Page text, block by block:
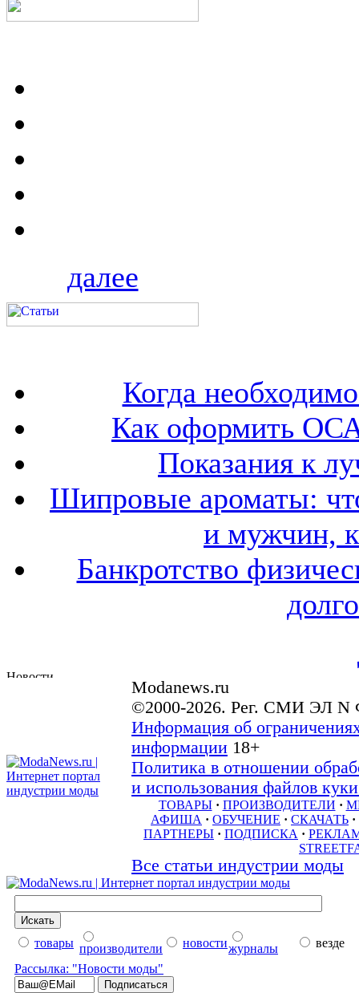
далее
Когда
Как оформить
Показания к
Шипровые ароматы:
и мужчин,
Банкротство
Modanews.ru
©2000-2026. Рег. СМИ ЭЛ N
Информация об
информации 18+
Политика в отношении
и использования файлов
ТОВАРЫ · ПРОИЗВОДИТЕЛИ ·
АФИША · ОБУЧЕНИЕ · СКАЧАТЬ ·
ПАРТНЕРЫ · ПОДПИСКА ·
Все статьи индустрии моды
товары производители новостижурналы
везде
Рассылка: "Новости моды"